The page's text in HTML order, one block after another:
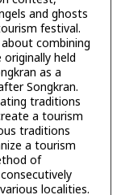
and ghosts
festival.
combining
held
as a
Songkran.
traditions
a tourism
traditions
a tourism
of
localities.